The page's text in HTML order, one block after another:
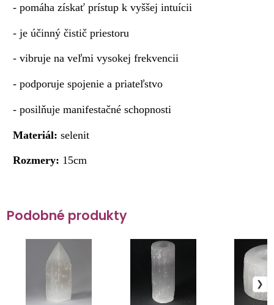
- pomáha získať prístup k vyššej intuícii
- je účinný čistič priestoru
- vibruje na veľmi vysokej frekvencii
- podporuje spojenie a priateľstvo
- posilňuje manifestačné schopnosti
Materiál: selenit
Rozmery: 15cm
Podobné produkty